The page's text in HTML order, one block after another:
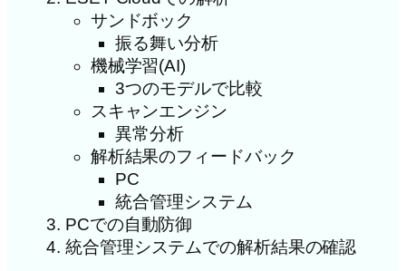
サンドボック
振る舞い分析
機械学習(AI)
3つのモデルで比較
スキャンエンジン
異常分析
解析結果のフィードバック
PC
統合管理システム
PCでの自動防御
統合管理システムでの解析結果の確認